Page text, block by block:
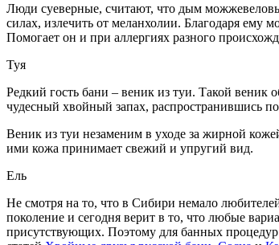
Люди суеверные, считают, что дым
силах, излечить от меланхолии. Благодаря ему
Помогает он и при аллергиях разного
Туя
Редкий гость бани – веник из туи. Такой веник
чудесный хвойный запах, распространившись
Веник из туи незаменим в уходе за жирной
ими кожа принимает свежий и упругий вид.
Ель
Не смотря на то, что в Сибири немало
поколение и сегодня верит в то, что любые
присутствующих. Поэтому для банных